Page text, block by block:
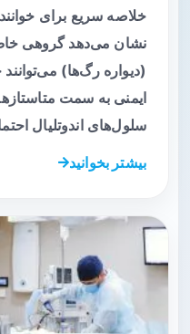
خلاصه سریع برای
نشان می‌دهد گروهی
(دیواره رگ‌ها)
ایمنی به سمت
سلول‌های اندوتلیال
بیشتر بخوانید